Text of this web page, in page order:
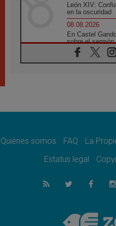
León XIV:
en la oscuridad
08.08.2026
En Castel
sobre el
08.08.2026
En Colombia,
08.08.2026
08.08.2026
del Buen
Filipinas: el
se convierte en
Honduras: Los
crisis olvidada
Quiénes somos FAQ La
Estatus legal